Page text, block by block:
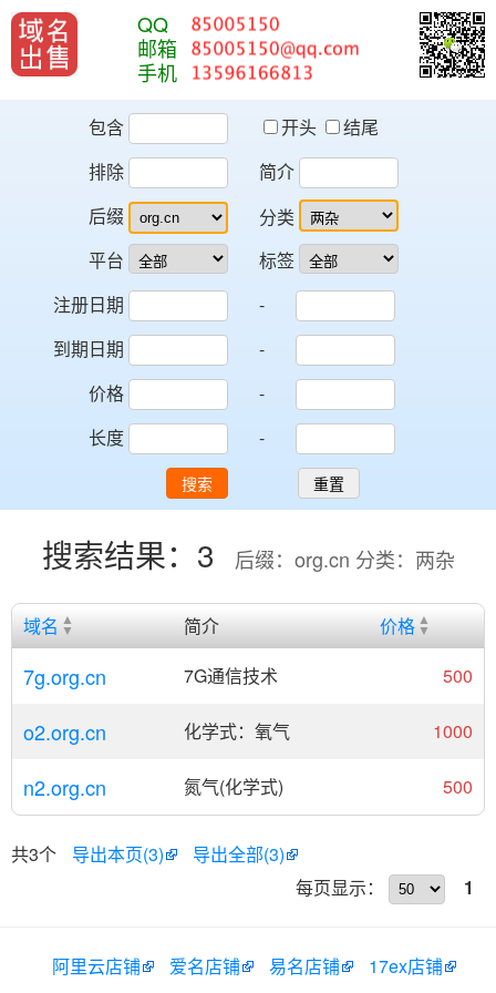
QQ
邮箱
手机
包含 开头
结尾
排除
简介
后缀
平台
分类
标签
注册日期
-
到期日期
-
价格
-
长度
-
搜索 重置
搜索结果：3 后缀：org.cn 分类：两杂
域名 简介 价格
7g.org.cn 7G通信技术 500
o2.org.cn 化学式：氧气 1000
n2.org.cn 氮气(化学式) 500
共3个 导出本页(3)
导出全部(3)
每页显示：
1
阿里云店铺 爱名店铺 易名店铺 17ex店铺